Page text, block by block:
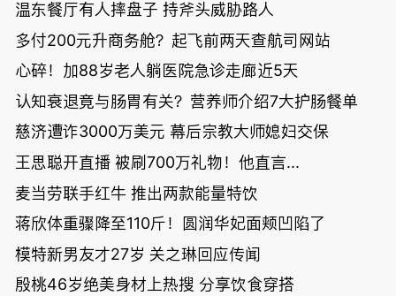
温东餐厅有人摔盘子 持斧头威胁路人
多付200元升商务舱？起飞前两天查航司网站
心碎！加88岁老人躺医院急诊走廊近5天
认知衰退竟与肠胃有关？营养师介绍7大护肠餐单
慈济遭诈3000万美元 幕后宗教大师媳妇交保
王思聪开直播 被刷700万礼物！他直言...
麦当劳联手红牛 推出两款能量特饮
蒋欣体重骤降至110斤！圆润华妃面颊凹陷了
模特新男友才27岁 关之琳回应传闻
殷桃46岁绝美身材上热搜 分享饮食穿搭